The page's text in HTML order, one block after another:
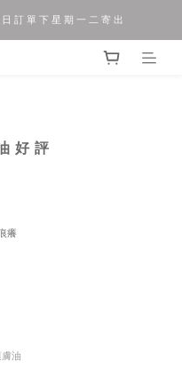
開 始!!
訂 單 下 星 期 一 二 寄 出
好 評